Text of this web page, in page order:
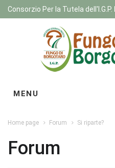
Consorzio Per la Tutela dell'I.G.P.
MENU
Home page Forum Si riparte?
Forum